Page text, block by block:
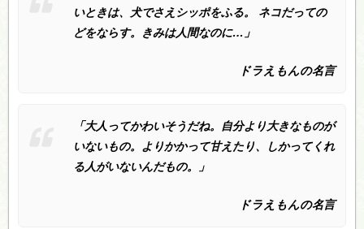
いときは、犬でさえシッポをふる。 ネコだっての
どをならす。きみは人間なのに…」
ドラえもんの名言
「大人ってかわいそうだね。自分より大きなものが
いないもの。よりかかって甘えたり、しかってくれ
る人がいないんだもの。」
ドラえもんの名言